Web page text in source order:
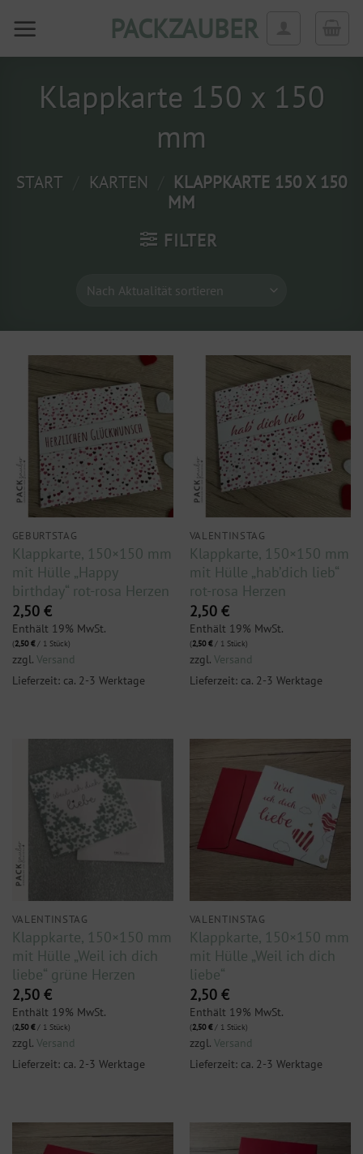
Inhalt
PACKZAUBER
Klappkarte 150 x 150
mm
START KARTEN
KLAPPKARTE 150 X 150
MM
FILTER
GEBURTSTAG
Klappkarte, 150×150 mm
mit Hülle „Happy
birthday“ rot-rosa Herzen
2,50 €
Enthält 19% MwSt.
(2,50€/ 1 Stück)
zzgl. Versand
Lieferzeit: ca. 2-3 Werktage
VALENTINSTAG
Klappkarte, 150×150 mm
mit Hülle „hab’dich lieb“
rot-rosa Herzen
2,50 €
Enthält 19% MwSt.
(2,50€/ 1 Stück)
zzgl. Versand
Lieferzeit: ca. 2-3 Werktage
VALENTINSTAG
Klappkarte, 150×150 mm
mit Hülle „Weil ich dich
liebe“ grüne Herzen
2,50 €
Enthält 19% MwSt.
(2,50€/ 1 Stück)
zzgl. Versand
Lieferzeit: ca. 2-3 Werktage
VALENTINSTAG
Klappkarte, 150×150 mm
mit Hülle „Weil ich dich
liebe“
2,50 €
Enthält 19% MwSt.
(2,50€/ 1 Stück)
zzgl. Versand
Lieferzeit: ca. 2-3 Werktage